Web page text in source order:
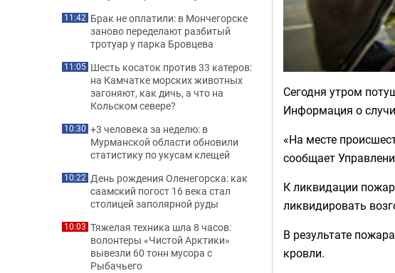
Сегодня утром
Информация о
«На месте
сообщает
К ликвидации
ликвидировать
В результате
кровли.
11:42 Брак не оплатили: в Мончегорске
заново переделают разбитый
тротуар у парка Бровцева
11:05 Шесть косаток против 33 катеров:
на Камчатке морских животных
загоняют, как дичь, а что на
Кольском севере?
10:30 +3 человека за неделю: в
Мурманской области обновили
статистику по укусам клещей
10:22 День рождения Оленегорска: как
саамский погост 16 века стал
столицей заполярной руды
10:03 Тяжелая техника шла 8 часов:
волонтеры «Чистой Арктики»
вывезли 60 тонн мусора с
Рыбачьего